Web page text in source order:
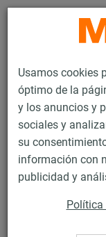
Usamos cookies
óptimo de la
y los anuncios y
sociales y
su
información con
publicidad y
Política
Productos
Abrazaderas de